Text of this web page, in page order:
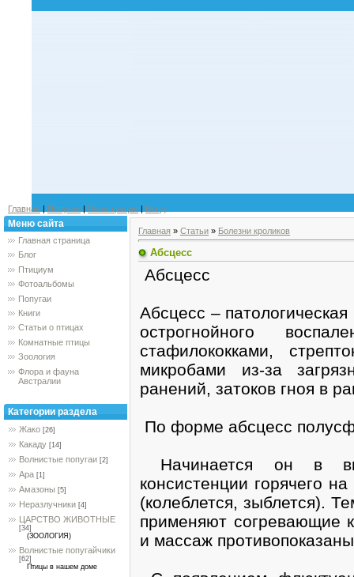
Главная | Попугаи | Регистрация | Вход
Меню сайта
Главная страница
Блог
Птициум
Фотоальбомы
Попугаи
Книги
Статьи о птицах
Комнатные птицы
Зоология
Флора и фауна
Австралии
Категории раздела
Жако [26]
Какаду [14]
Волнистые попугаи [2]
Ара [1]
Амазоны [5]
Неразлучники [4]
ЦАРСТВО ЖИВОТНЫЕ
[34]
(ЗООЛОГИЯ)
Волнистые попугайчики
[62]
Птицы в нашем доме
Главная » Статьи » Болезни кроликов
Абсцесс
Абсцесс
Абсцесс –
острогнойного
стафилококками,
микробами из-за
ранений, затоков гноя в
По форме абсцесс
Начинается он в
консистенции горячего
(колеблется, зыблется).
применяют согревающие
и массаж